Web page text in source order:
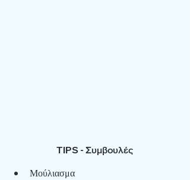
TIPS - Συμβουλές
Μούλιασμα